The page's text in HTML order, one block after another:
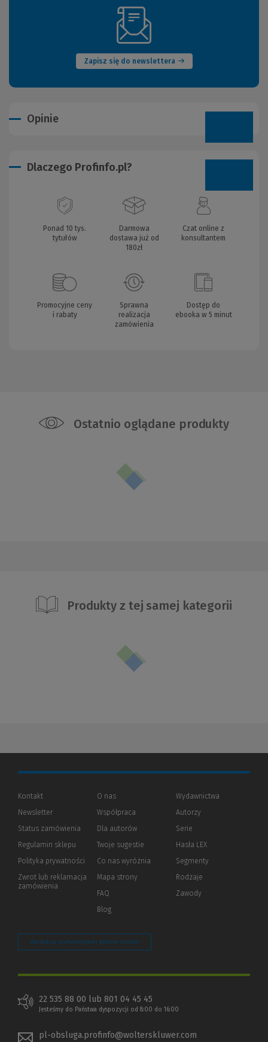
Zapisz się do newslettera
(Nowe
okno)
Opinie
Dlaczego Profinfo.pl?
Ponad 10 tys.
tytułów
Darmowa
dostawa już od
180zł
Czat online z
konsultantem
Promocyjne ceny
i rabaty
Sprawna
realizacja
zamówienia
Dostęp do
ebooka w 5 minut
Ostatnio oglądane produkty
Produkty z tej samej kategorii
Kontakt
Newsletter
Status zamówienia
Regulamin sklepu
Polityka prywatności (Nowe
(Link
innej
Zwrot lub reklamacja
zamówienia
O nas
Współpraca
Dla autorów(Nowe
(Link
innej
strony)
Twoje sugestie
Co nas wyróżnia
Mapa strony
FAQ
Blog
Wydawnictwa
Autorzy
Serie
Hasła LEX
Segmenty
Rodzaje
Zawody
Zarządzaj preferencjami plików cookie
22 535 88 00 lub 801 04 45 45
Jesteśmy do Państwa dyspozycji od 8:00 do 16:00
pl-obsluga.profinfo@wolterskluwer.com